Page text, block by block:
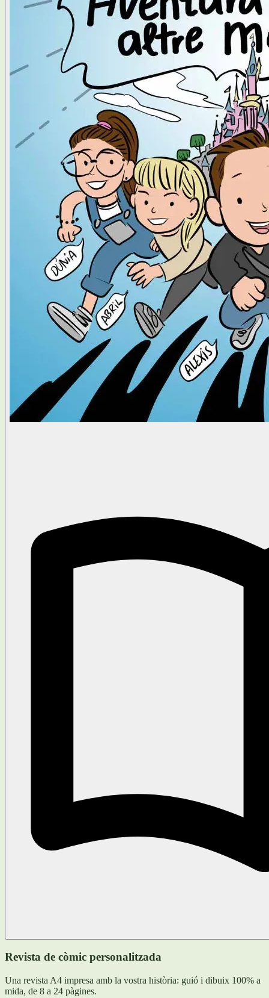
Revista de còmic personalitzada
Una revista A4 impresa amb la vostra història: guió i dibuix 100% a
mida, de 8 a 24 pàgines.